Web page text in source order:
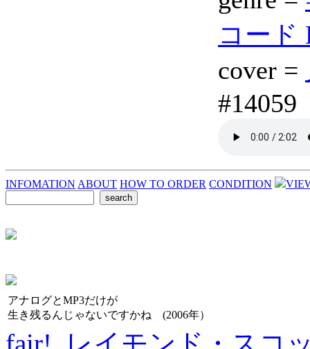
コード
cover =
#14059
INFOMATION ABOUT HOW TO ORDER CONDITION
アナログとMP3だけが
生き残るんじゃないですかね (2006年）
fair! レイモンド・スコ